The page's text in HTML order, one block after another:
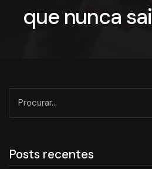
que nunca
Posts recentes